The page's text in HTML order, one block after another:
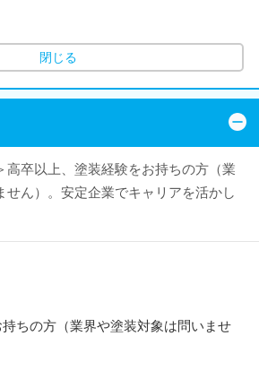
閉じる
高卒以上、塗装経験をお持ちの方（業
せん）。安定企業でキャリアを活かし
ちの方（業界や塗装対象は問いませ